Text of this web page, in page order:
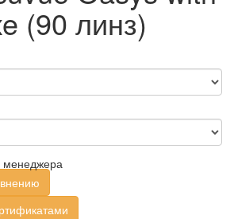
(90 линз)
менеджера